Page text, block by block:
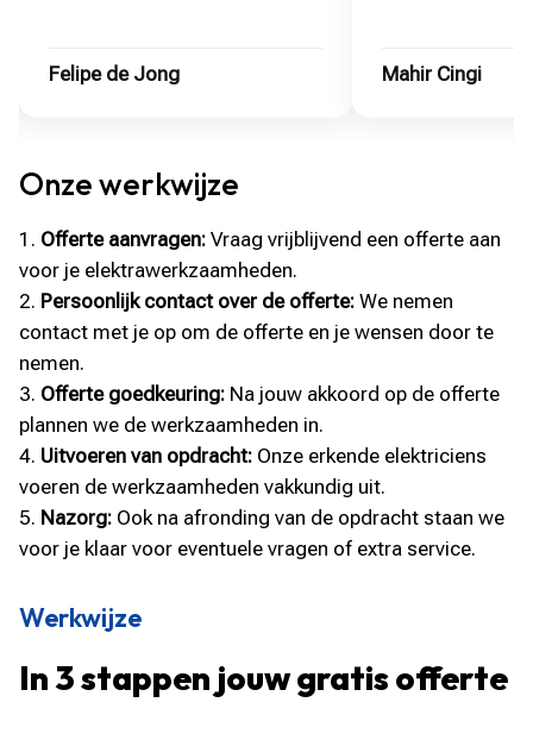
Mahir Cingi Mandy
Onze werkwijze
Offerte aanvragen: Vraag vrijblijvend een offerte aan
voor je elektrawerkzaamheden.
Persoonlijk contact over de offerte: We nemen
contact met je op om de offerte en je wensen door te
nemen.
Offerte goedkeuring: Na jouw akkoord op de offerte
plannen we de werkzaamheden in.
Uitvoeren van opdracht: Onze erkende elektriciens
voeren de werkzaamheden vakkundig uit.
Nazorg: Ook na afronding van de opdracht staan we
voor je klaar voor eventuele vragen of extra service.
Werkwijze
In 3 stappen jouw gratis offerte